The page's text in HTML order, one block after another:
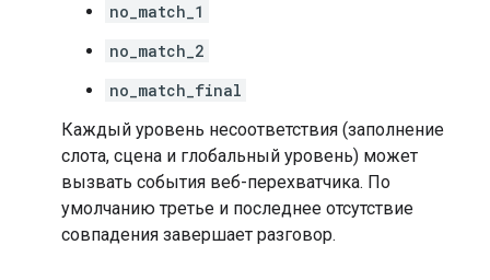
no_match_1
no_match_2
no_match_final
Каждый уровень несоответствия (заполнение
слота, сцена и глобальный уровень) может
вызвать события веб-перехватчика. По
умолчанию третье и последнее отсутствие
совпадения завершает разговор.